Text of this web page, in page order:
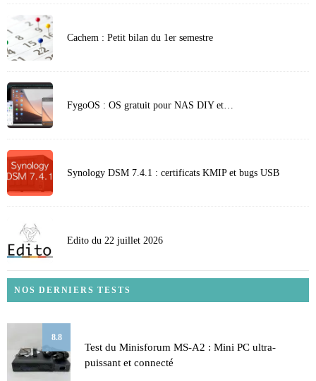
Cachem : Petit bilan du 1er semestre
FygoOS : OS gratuit pour NAS DIY et…
Synology DSM 7.4.1 : certificats KMIP et bugs USB
Edito du 22 juillet 2026
NOS DERNIERS TESTS
8.8
Test du Minisforum MS-A2 : Mini PC ultra-
puissant et connecté